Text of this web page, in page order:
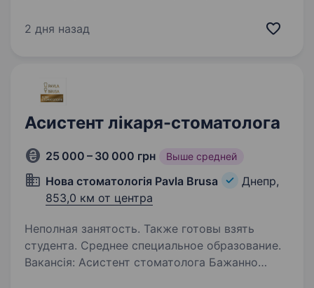
забезпечення надання ветеринарної допомоги
2 дня назад
Асистент лікаря-стоматолога
25 000 – 30 000 грн Выше средней
Нова стоматологія Pavla Brusa
Днепр,
853,0 км от центра
Неполная занятость. Также готовы взять
студента. Среднее специальное образование.
Вакансія: Асистент стоматолога Бажанно